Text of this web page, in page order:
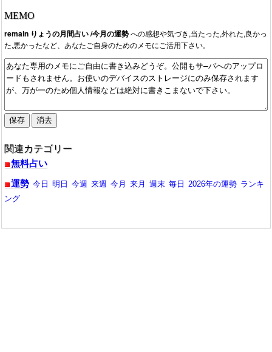
2013/10/14：URL更新。内容がシンプルになりました。
MEMO
remain りょうの月間占い /今月の運勢への感想や気づき,当たった,外れた,良かっ
た,悪かったなど、あなたご自身のためのメモにご活用下さい。
関連カテゴリー
無料占い
運勢 今日 明日 今週 来週 今月 来月 週末 毎日 2026年の運勢 ランキ
ング